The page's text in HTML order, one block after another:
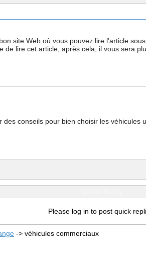
site Web où vous pouvez lire l'article
de lire cet article, après cela, il vous sera
conseils pour bien choisir les
Please log in to post quick
-> véhicules commerciaux